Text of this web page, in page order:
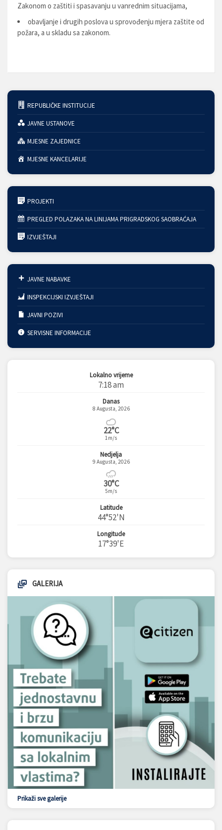
Zakonom o zaštiti i spasavanju u vanrednim situacijama,
obavljanje i drugih poslova u sprovođenju mjera zaštite od
požara, a u skladu sa zakonom.
REPUBLIČKE INSTITUCIJE
JAVNE USTANOVE
MJESNE ZAJEDNICE
MJESNE KANCELARIJE
PROJEKTI
PREGLED POLAZAKA NA LINIJAMA PRIGRADSKOG SAOBRAĆAJA
IZVJEŠTAJI
JAVNE NABAVKE
INSPEKCIJSKI IZVJEŠTAJI
JAVNI POZIVI
SERVISNE INFORMACIJE
Lokalno vrijeme
7:18 am
Danas
8 Augusta, 2026
22°C
1m/s
Nedjelja
9 Augusta, 2026
30°C
5m/s
Latitude
44°52'N
Longitude
17°39'E
GALERIJA
Prikaži sve galerije